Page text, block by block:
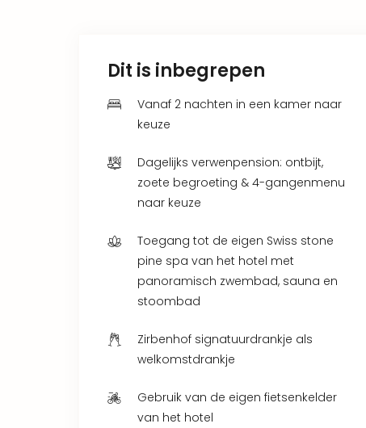
Dit is inbegrepen
Vanaf 2 nachten in een kamer naar
keuze
Dagelijks verwenpension: ontbijt,
zoete begroeting & 4-gangenmenu
naar keuze
Toegang tot de eigen Swiss stone
pine spa van het hotel met
panoramisch zwembad, sauna en
stoombad
Zirbenhof signatuurdrankje als
welkomstdrankje
Gebruik van de eigen fietsenkelder
van het hotel